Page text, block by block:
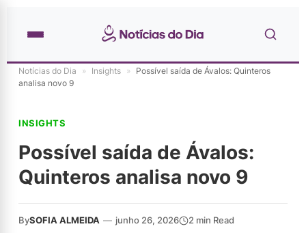
Notícias do Dia » Insights » Possível saída de Ávalos: Quinteros
analisa novo 9
INSIGHTS
Possível saída de Ávalos:
Quinteros analisa novo 9
BySOFIA ALMEIDA — junho 26, 2026 2 min Read